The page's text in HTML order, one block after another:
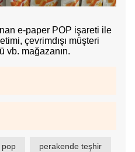
e-paper POP işareti ile
çevrimdışı müşteri
vb. mağazanın.
pop perakende teşhir